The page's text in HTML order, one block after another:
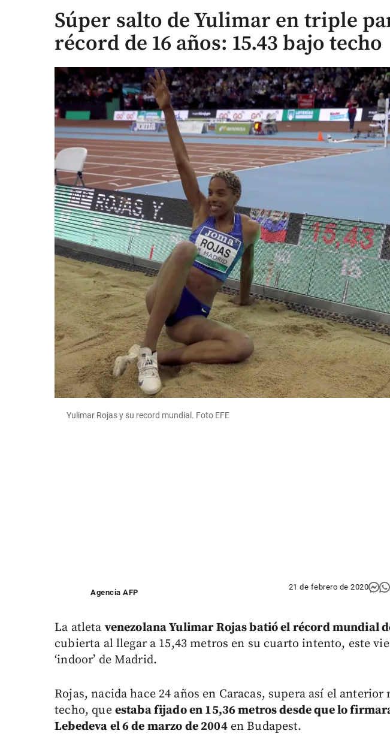
Súper salto de Yulimar en triple
récord de 16 años: 15.43 bajo techo
Yulimar Rojas y su record mundial. Foto EFE
Agencia AFP
21 de febrero de 2020
La atleta venezolana Yulimar Rojas batió el récord mundial
cubierta al llegar a 15,43 metros en su cuarto intento, este
‘indoor’ de Madrid.
Rojas, nacida hace 24 años en Caracas, supera así el
techo, que estaba fijado en 15,36 metros desde que lo
Lebedeva el 6 de marzo de 2004en Budapest.